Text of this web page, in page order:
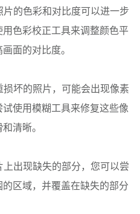
的色彩和对比度可以进一步
色彩校正工具来调整颜色平
面的对比度。
坏的照片，可能会出现像素
使用模糊工具来修复这些像
清晰。
出现缺失的部分，您可以尝
区域，并覆盖在缺失的部分